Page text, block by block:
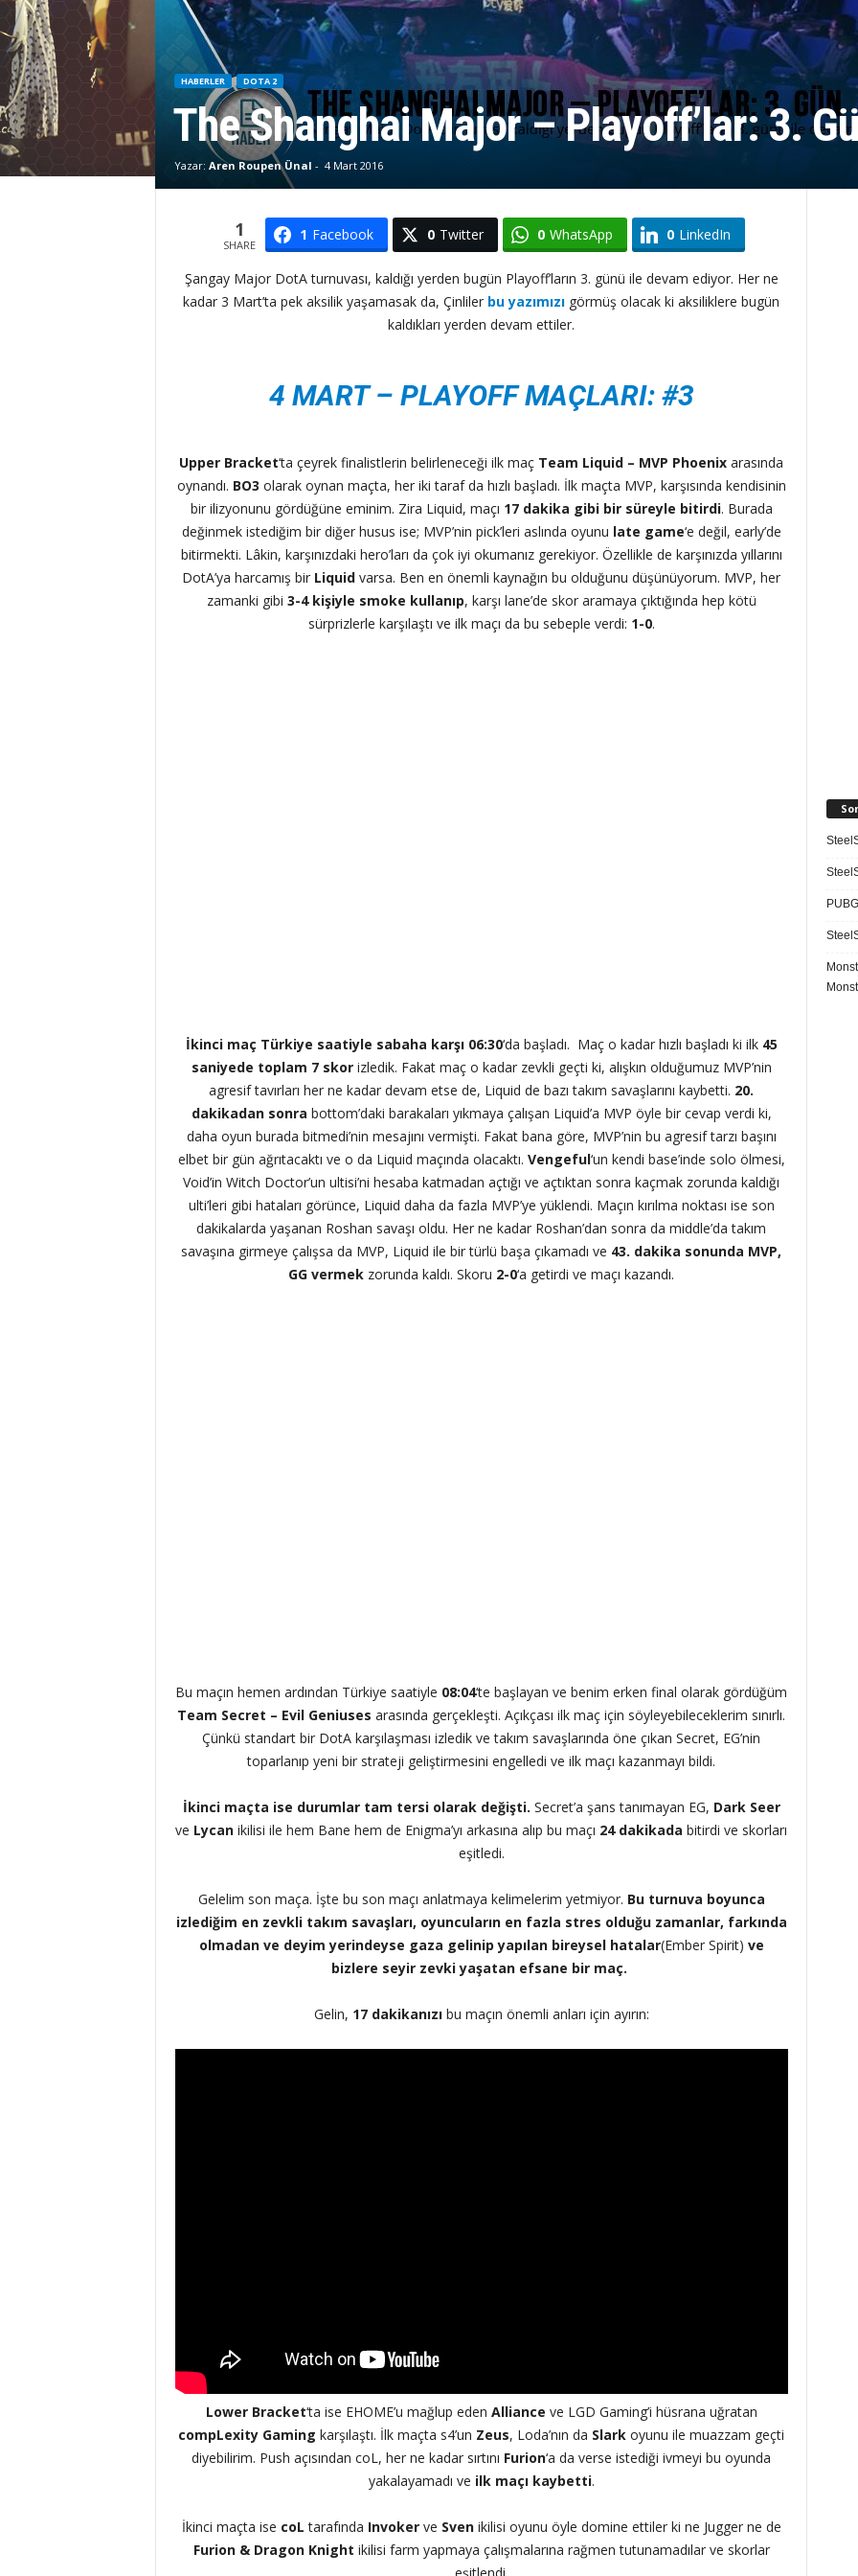
HABERLER DOTA 2
The Shanghai Major – Playoff’lar: 3.
Yazar: Aren Roupen Ünal - 4 Mart 2016
1
SHARE
1 Facebook 0 Twitter 0 WhatsApp 0 LinkedIn
Şangay Major DotA turnuvası, kaldığı yerden bugün Playoff’ların 3. günü ile devam ediyor. Her ne
kadar 3 Mart’ta pek aksilik yaşamasak da, Çinliler bu yazımızı görmüş olacak ki aksiliklere bugün
kaldıkları yerden devam ettiler.
4 MART – PLAYOFF MAÇLARI: #3
Upper Bracket‘ta çeyrek finalistlerin belirleneceği ilk maç Team Liquid – MVP Phoenix arasında
oynandı. BO3 olarak oynan maçta, her iki taraf da hızlı başladı. İlk maçta MVP, karşısında kendisinin
bir ilizyonunu gördüğüne eminim. Zira Liquid, maçı 17 dakika gibi bir süreyle bitirdi. Burada
değinmek istediğim bir diğer husus ise; MVP’nin pick’leri aslında oyunu late game‘e değil, early’de
bitirmekti. Lâkin, karşınızdaki hero’ları da çok iyi okumanız gerekiyor. Özellikle de karşınızda yıllarını
DotA’ya harcamış bir Liquid varsa. Ben en önemli kaynağın bu olduğunu düşünüyorum. MVP, her
zamanki gibi 3-4 kişiyle smoke kullanıp, karşı lane’de skor aramaya çıktığında hep kötü
sürprizlerle karşılaştı ve ilk maçı da bu sebeple verdi: 1-0.
İkinci maç Türkiye saatiyle sabaha karşı 06:30‘da başladı. Maç o kadar hızlı başladı ki ilk 45
saniyede toplam 7 skorizledik. Fakat maç o kadar zevkli geçti ki, alışkın olduğumuz MVP’nin
agresif tavırları her ne kadar devam etse de, Liquid de bazı takım savaşlarını kaybetti. 20.
dakikadan sonra bottom’daki barakaları yıkmaya çalışan Liquid’a MVP öyle bir cevap verdi ki,
daha oyun burada bitmedi’nin mesajını vermişti. Fakat bana göre, MVP’nin bu agresif tarzı başını
elbet bir gün ağrıtacaktı ve o da Liquid maçında olacaktı. Vengeful‘un kendi base’inde solo ölmesi,
Void’in Witch Doctor’un ultisi’ni hesaba katmadan açtığı ve açtıktan sonra kaçmak zorunda kaldığı
ulti’leri gibi hataları görünce, Liquid daha da fazla MVP’ye yüklendi. Maçın kırılma noktası ise son
dakikalarda yaşanan Roshan savaşı oldu. Her ne kadar Roshan’dan sonra da middle’da takım
savaşına girmeye çalışsa da MVP, Liquid ile bir türlü başa çıkamadı ve 43. dakika sonunda MVP,
GG vermek zorunda kaldı. Skoru 2-0‘a getirdi ve maçı kazandı.
Bu maçın hemen ardından Türkiye saatiyle 08:04‘te başlayan ve benim erken final olarak gördüğüm
Team Secret – Evil Geniuses arasında gerçekleşti. Açıkçası ilk maç için söyleyebileceklerim sınırlı.
Çünkü standart bir DotA karşılaşması izledik ve takım savaşlarında öne çıkan Secret, EG’nin
toparlanıp yeni bir strateji geliştirmesini engelledi ve ilk maçı kazanmayı bildi.
İkinci maçta ise durumlar tam tersi olarak değişti. Secret’a şans tanımayan EG, Dark Seer
ve Lycan ikilisi ile hem Bane hem de Enigma’yı arkasına alıp bu maçı 24 dakikada bitirdi ve skorları
eşitledi.
Gelelim son maça. İşte bu son maçı anlatmaya kelimelerim yetmiyor. Bu turnuva boyunca
izlediğim en zevkli takım savaşları, oyuncuların en fazla stres olduğu zamanlar, farkında
olmadan ve deyim yerindeyse gaza gelinip yapılan bireysel hatalar(Ember Spirit) ve
bizlere seyir zevki yaşatan efsane bir maç.
Gelin, 17 dakikanızıbu maçın önemli anları için ayırın:
Lower Bracket‘ta ise EHOME’u mağlup eden Alliance ve LGD Gaming’i hüsrana uğratan
compLexity Gaming karşılaştı. İlk maçta s4’un Zeus, Loda’nın da Slark oyunu ile muazzam geçti
diyebilirim. Push açısından coL, her ne kadar sırtını Furion‘a da verse istediği ivmeyi bu oyunda
yakalayamadı ve ilk maçı kaybetti.
İkinci maçta ise coL tarafında Invokerve Svenikilisi oyunu öyle domine ettiler ki ne Jugger ne de
Furion & Dragon Knight ikilisi farm yapmaya çalışmalarına rağmen tutunamadılar ve skorlar